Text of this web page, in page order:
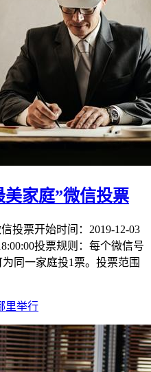
美家庭”微信投票
投票开始时间：2019-12-03
投票规则：每个微信号
同一家庭投1票。投票范围
里举行